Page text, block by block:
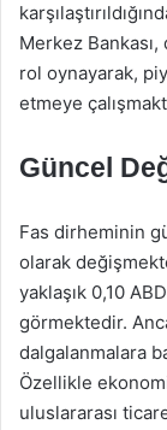
Merkez
rol oynayarak,
etmeye
Güncel
Fas dirheminin
olarak
yaklaşık 0,10
görmektedir.
dalgalanmalara
Özellikle
uluslararası